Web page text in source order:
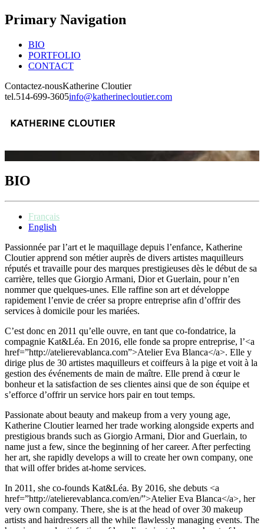
Primary Navigation
BIO
PORTFOLIO
CONTACT
Contactez-nousKatherine Cloutier
tel.514-699-3605info@katherinecloutier.com
BIO
Français
English
Passionnée par l’art et le maquillage depuis l’enfance, Katherine
Cloutier apprend son métier auprès de divers artistes maquilleurs
réputés et travaille pour des marques prestigieuses dès le début de sa
carrière, telles que Giorgio Armani, Dior et Guerlain, pour n’en
nommer que quelques-unes. Elle raffine son art et développe
rapidement l’envie de créer sa propre entreprise afin d’offrir des
services à domicile pour les mariées.
C’est donc en 2011 qu’elle ouvre, en tant que co-fondatrice, la
compagnie Kat&Léa. En 2016, elle fonde sa propre entreprise, l’<a
href=”http://atelierevablanca.com”>Atelier Eva Blanca</a>. Elle y
dirige plus de 30 artistes maquilleurs et coiffeurs à la pige et voit à la
gestion des événements de main de maître. Elle prend à cœur le
bonheur et la satisfaction de ses clientes ainsi que de son équipe et
s’efforce d’offrir un service hors pair en tout temps.
Passionate about beauty and makeup from a very young age,
Katherine Cloutier learned her trade working alongside experts and
prestigious brands such as Giorgio Armani, Dior and Guerlain, to
name just a few, since the beginning of her career. After perfecting
her art, she rapidly develops a will to create her own company, one
that will offer brides at-home services.
In 2011, she co-founds Kat&Léa. By 2016, she debuts <a
href=”http://atelierevablanca.com/en/”>Atelier Eva Blanca</a>, her
very own company. There, she is at the head of over 30 makeup
artists and hairdressers all the while flawlessly managing events. The